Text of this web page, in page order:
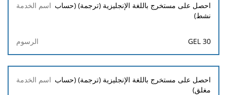
احصل على مستخرج باللغة الإنجليزية (ترجمة) (حساب
نشط)
30 GEL
احصل على مستخرج باللغة الإنجليزية (ترجمة) (حساب
مغلق)